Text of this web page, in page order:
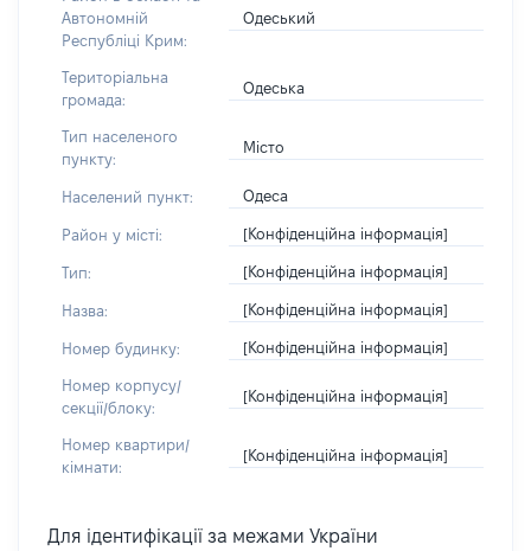
Автономній
Республіці Крим:
Одеський
Територіальна
громада:
Одеська
Тип населеного
пункту:
Місто
Населений пункт: Одеса
Район у місті: [Конфіденційна інформація]
Тип: [Конфіденційна інформація]
Назва: [Конфіденційна інформація]
Номер будинку: [Конфіденційна інформація]
Номер корпусу/
секції/блоку:
[Конфіденційна інформація]
Номер квартири/
кімнати:
[Конфіденційна інформація]
Для ідентифікації за межами України